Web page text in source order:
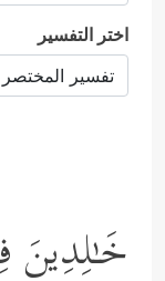
اختر التفسير
خَـٰلِدِینَ